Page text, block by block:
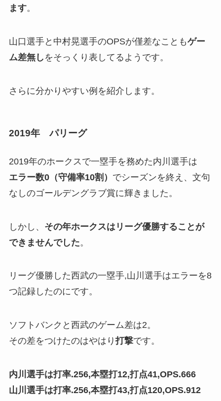
ます。
山口選手と中村晃選手のOPSが僅差なこともゲー
ム差無し をそっくり表してるようです。
さらに分かりやすい例を紹介します。
2019年 パリーグ
2019年のホークスで一塁手を務めた内川選手は
エラー数0（守備率10割） でシーズンを終え、文句
なしのゴールデングラブ賞に輝きました。
しかし、 その年ホークスはリーグ優勝することが
できませんでした。
リーグ優勝した西武の一塁手,山川選手はエラーを8
つ記録したのにです。
ソフトバンクと西武のゲーム差は2。
その差をつけたのはやはり打撃です。
内川選手は打率.256,本塁打12,打点41,OPS.666
山川選手は打率.256,本塁打43,打点120,OPS.912